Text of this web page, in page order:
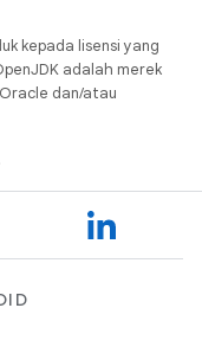
kepada lisensi yang
adalah merek
dan/atau